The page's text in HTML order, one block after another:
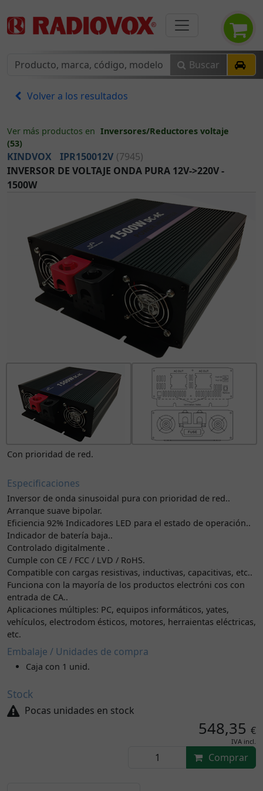
Buscar
Volver a los resultados
Ver más productos en Inversores/Reductores voltaje
(53)
KINDVOX IPR150012V (7945)
INVERSOR DE VOLTAJE ONDA PURA 12V->220V -
1500W
Con prioridad de red.
Especificaciones
Inversor de onda sinusoidal pura con prioridad de red..
Arranque suave bipolar.
Eficiencia 92% Indicadores LED para el estado de operación..
Indicador de batería baja..
Controlado digitalmente .
Cumple con CE / FCC / LVD / RoHS.
Compatible con cargas resistivas, inductivas, capacitivas, etc..
Funciona con la mayoría de los productos electróni cos con
entrada de CA..
Aplicaciones múltiples: PC, equipos informáticos, yates,
vehículos, electrodom ésticos, motores, herraientas eléctricas,
etc.
Embalaje / Unidades de compra
Caja con 1 unid.
Stock
Pocas unidades en stock
548,35 €
IVA incl.
Comprar